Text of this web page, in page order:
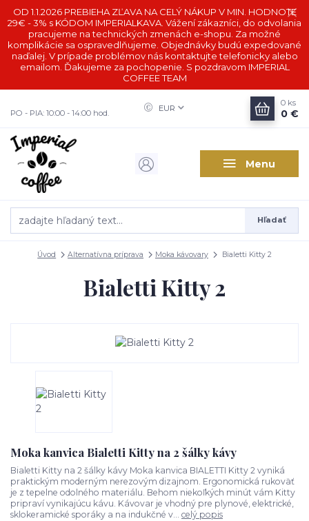
OD 1.1.2026 PREBIEHA ZĽAVA NA CELÝ NÁKUP V MIN. HODNOTE
29€ - 3% s KÓDOM IMPERIALKAVA. Vážení zákazníci, do odvolania
pracujeme na technických zmenách e-shopu. Za možné
komplikácie sa ospravedlňujeme. Objednávky budú expedované
naďalej. V prípade problémov nás kontaktujte telefonicky alebo
emailom. Ďakujeme za pochopenie. S pozdravom IMPERIAL
COFFEE TEAM
Menu
EUR
Hľadať
PO - PIA: 10:00 - 14:00 hod.
0 ks
0 €
Úvod Alternatívna príprava Moka kávovary Bialetti Kitty 2
Bialetti Kitty 2
Moka kanvica Bialetti Kitty na 2 šálky kávy
Bialetti Kitty na 2 šálky kávy Moka kanvica BIALETTI Kitty 2 vyniká
praktickým moderným nerezovým dizajnom. Ergonomická rukoväť
je z tepelne odolného materiálu. Behom niekoľkých minút vám Kitty
pripraví vynikajúcu kávu. Kávovar je vhodný pre plynové, elektrické,
sklokeramické sporáky a na indukčné v... celý popis